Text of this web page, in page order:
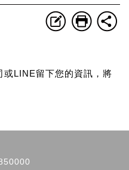
或LINE留下您的資訊，將